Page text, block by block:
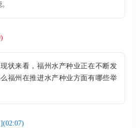
)
状来看，福州水产种业正在不断发
福州在推进水产种业方面有哪些举
](02:07)